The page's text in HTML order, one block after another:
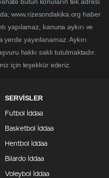
www.rizesondakika.org haber
yapılamaz, kanuna aykırı ve
yayınlanamaz. Aykırı
hakkı saklı tutulmaktadır.
için teşekkür ederiz.
SERVİSLER
Futbol İddaa
Basketbol İddaa
Hentbol İddaa
Bilardo İddaa
Voleybol İddaa